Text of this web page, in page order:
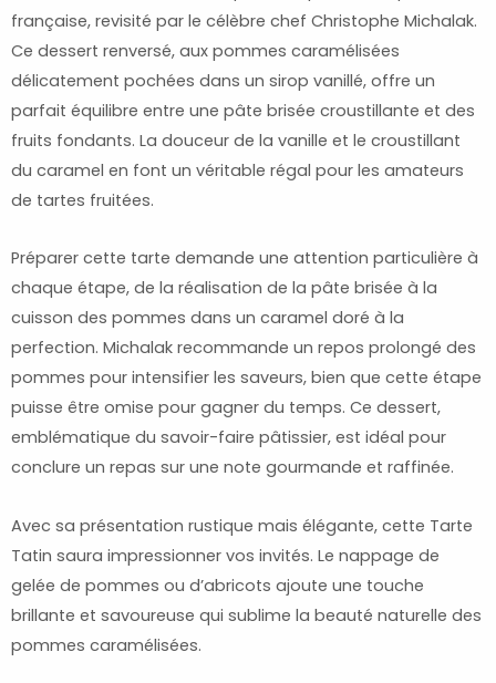
française, revisité par le célèbre chef Christophe Michalak.
Ce dessert renversé, aux pommes caramélisées
délicatement pochées dans un sirop vanillé, offre un
parfait équilibre entre une pâte brisée croustillante et des
fruits fondants. La douceur de la vanille et le croustillant
du caramel en font un véritable régal pour les amateurs
de tartes fruitées.
Préparer cette tarte demande une attention particulière à
chaque étape, de la réalisation de la pâte brisée à la
cuisson des pommes dans un caramel doré à la
perfection. Michalak recommande un repos prolongé des
pommes pour intensifier les saveurs, bien que cette étape
puisse être omise pour gagner du temps. Ce dessert,
emblématique du savoir-faire pâtissier, est idéal pour
conclure un repas sur une note gourmande et raffinée.
Avec sa présentation rustique mais élégante, cette Tarte
Tatin saura impressionner vos invités. Le nappage de
gelée de pommes ou d’abricots ajoute une touche
brillante et savoureuse qui sublime la beauté naturelle des
pommes caramélisées.